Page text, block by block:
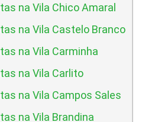
na Vila Chico Amaral
na Vila Castelo Branco
na Vila Carminha
na Vila Carlito
na Vila Campos Sales
na Vila Brandina